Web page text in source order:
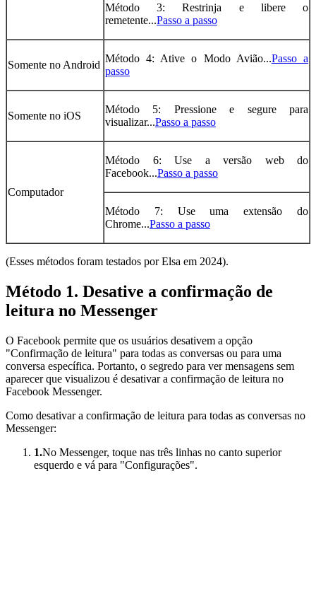
Método 3: Restrinja e libere o
remetente...Passo a passo
Somente no Android
Método 4: Ative o Modo Avião...Passo a
passo
Somente no iOS
Método 5: Pressione e segure para
visualizar...Passo a passo
Computador
Método 6: Use a versão web do
Facebook...Passo a passo
Método 7: Use uma extensão do
Chrome...Passo a passo
(Esses métodos foram testados por Elsa em 2024).
Método 1. Desative a confirmação de
leitura no Messenger
O Facebook permite que os usuários desativem a opção
"Confirmação de leitura" para todas as conversas ou para uma
conversa específica. Portanto, o segredo para ver mensagens sem
aparecer que visualizou é desativar a confirmação de leitura no
Facebook Messenger.
Como desativar a confirmação de leitura para todas as conversas no
Messenger:
1.No Messenger, toque nas três linhas no canto superior
esquerdo e vá para "Configurações".